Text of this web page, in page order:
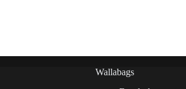
Wallabags